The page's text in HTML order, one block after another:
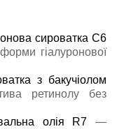
сироватка C6
гіалуронової
з бакучіолом
ретинолу без
олія R7 —